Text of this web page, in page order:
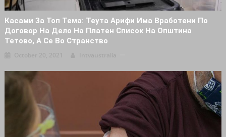
Касами За Топ Тема: Теута Арифи Има Вработени По
Договор На Дело На Платен Список На Општина
Тетово, А Се Во Странство